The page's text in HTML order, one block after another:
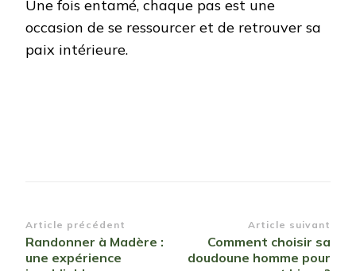
Une fois entamé, chaque pas est une
occasion de se ressourcer et de retrouver sa
paix intérieure.
Navigation
d’article
Article précédent
Randonner à Madère :
une expérience
Article suivant
Comment choisir sa
doudoune homme pour